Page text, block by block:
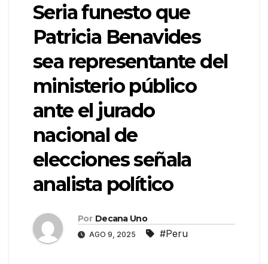
Seria funesto que
Patricia Benavides
sea representante del
ministerio público
ante el jurado
nacional de
elecciones señala
analista político
Por Decana Uno
AGO 9, 2025 #Peru